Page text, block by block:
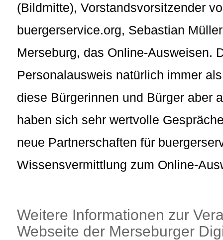
(Bildmitte), Vorstandsvorsitzender
buergerservice.org, Sebastian
Merseburg, das Online-Ausweisen.
Personalausweis natürlich immer
diese Bürgerinnen und Bürger aber
haben sich sehr wertvolle
neue Partnerschaften für
Wissensvermittlung zum Online-
Weitere Informationen zur
Webseite der Merseburger